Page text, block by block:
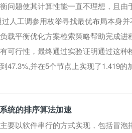
问题使其计算性能一直不理想，且
人工调参用枚举寻找最优布局本身
载平衡优化方案检索策略帮助完成
可行性，最终通过实验证明通过这
47.3%,并在5个节点上实现了1.419的
统的排序算法加速
要以软件串行的方式实现，包括冒